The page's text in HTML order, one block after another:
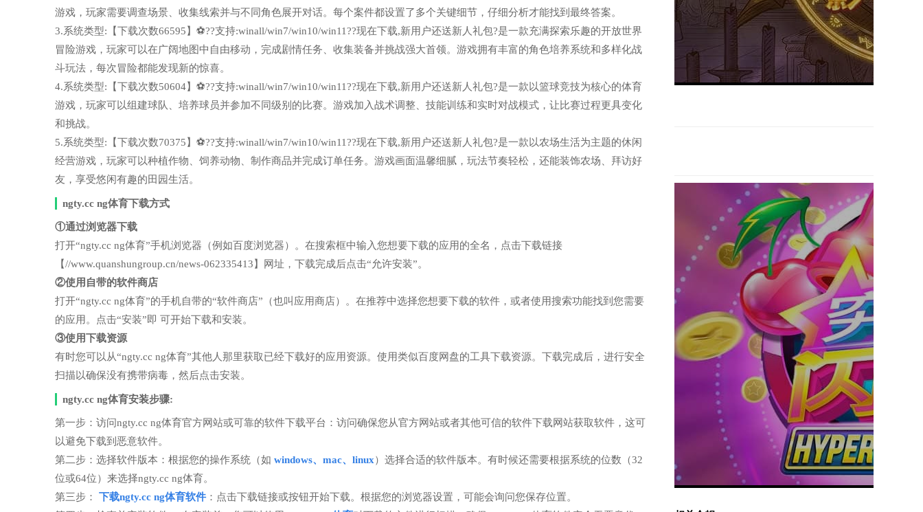
游戏，玩家需要调查场景、收集线索并与不同角色展开对话。每个案件都设置了多个关键细节，仔细分析才能找到最终答案。
3.系统类型:【下载次数66595】⚽??支持:winall/win7/win10/win11??现在下载,新用户还送新人礼包?是一款充满探索乐趣的开放世界
冒险游戏，玩家可以在广阔地图中自由移动，完成剧情任务、收集装备并挑战强大首领。游戏拥有丰富的角色培养系统和多样化战
斗玩法，每次冒险都能发现新的惊喜。
4.系统类型:【下载次数50604】⚽??支持:winall/win7/win10/win11??现在下载,新用户还送新人礼包?是一款以篮球竞技为核心的体育
游戏，玩家可以组建球队、培养球员并参加不同级别的比赛。游戏加入战术调整、技能训练和实时对战模式，让比赛过程更具变化
和挑战。
5.系统类型:【下载次数70375】⚽??支持:winall/win7/win10/win11??现在下载,新用户还送新人礼包?是一款以农场生活为主题的休闲
经营游戏，玩家可以种植作物、饲养动物、制作商品并完成订单任务。游戏画面温馨细腻，玩法节奏轻松，还能装饰农场、拜访好
友，享受悠闲有趣的田园生活。
ngty.cc ng体育下载方式
①通过浏览器下载
打开“ngty.cc ng体育”手机浏览器（例如百度浏览器）。在搜索框中输入您想要下载的应用的全名，点击下载链接
【//www.quanshungroup.cn/news-062335413】网址，下载完成后点击“允许安装”。
②使用自带的软件商店
打开“ngty.cc ng体育”的手机自带的“软件商店”（也叫应用商店）。在推荐中选择您想要下载的软件，或者使用搜索功能找到您需要
的应用。点击“安装”即 可开始下载和安装。
③使用下载资源
有时您可以从“ngty.cc ng体育”其他人那里获取已经下载好的应用资源。使用类似百度网盘的工具下载资源。下载完成后，进行安全
扫描以确保没有携带病毒，然后点击安装。
ngty.cc ng体育安装步骤:
第一步：访问ngty.cc ng体育官方网站或可靠的软件下载平台：访问确保您从官方网站或者其他可信的软件下载网站获取软件，这可
以避免下载到恶意软件。
第二步：选择软件版本：根据您的操作系统（如 windows、mac、linux）选择合适的软件版本。有时候还需要根据系统的位数（32
位或64位）来选择ngty.cc ng体育。
第三步： 下载ngty.cc ng体育软件 ：点击下载链接或按钮开始下载。根据您的浏览器设置，可能会询问您保存位置。